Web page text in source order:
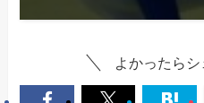
よかったらシ